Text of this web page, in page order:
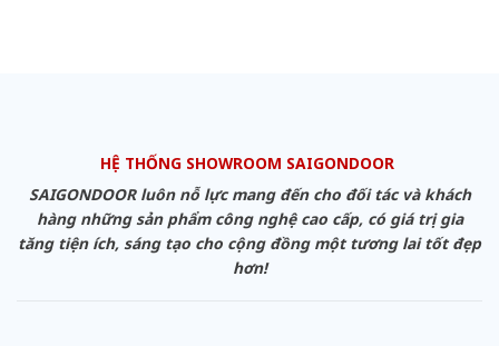
HỆ THỐNG SHOWROOM SAIGONDOOR
SAIGONDOOR luôn nỗ lực mang đến cho đối tác và khách
hàng những sản phẩm công nghệ cao cấp, có giá trị gia
tăng tiện ích, sáng tạo cho cộng đồng một tương lai tốt đẹp
hơn!